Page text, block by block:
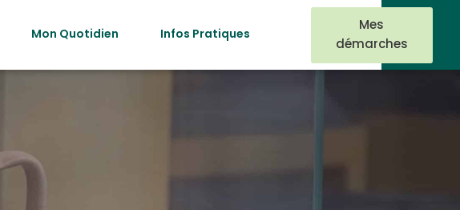
Mon Quotidien Infos Pratiques
Mes
démarches